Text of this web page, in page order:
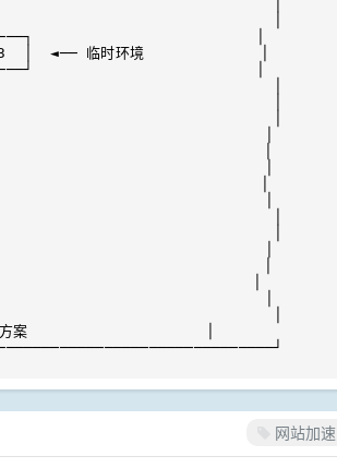
│
│  ◄── 临时环境             │
│
要加速方案                    │
网站加速